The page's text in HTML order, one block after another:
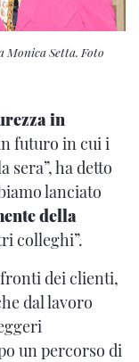
Monica Setta. Foto
in
futuro in cui i
sera”, ha detto
lanciato
della
colleghi”.
dei clienti,
dal lavoro
un percorso di